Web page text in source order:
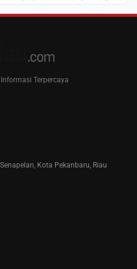
Terpercaya
Kota Pekanbaru, Riau